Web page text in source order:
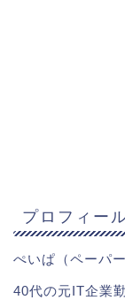
プロフィー
ぺいぱ（ペーパー
40代の元IT企業